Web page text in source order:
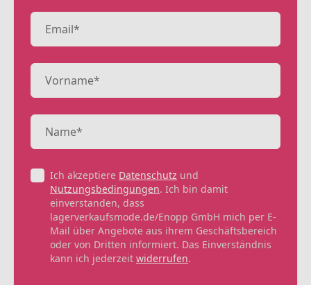
Ich akzeptiere Datenschutz und
Nutzungsbedingungen. Ich bin damit
einverstanden, dass
lagerverkaufsmode.de/Enopp GmbH mich per E-
Mail über Angebote aus ihrem Geschäftsbereich
oder von Dritten informiert. Das Einverständnis
kann ich jederzeit widerrufen.